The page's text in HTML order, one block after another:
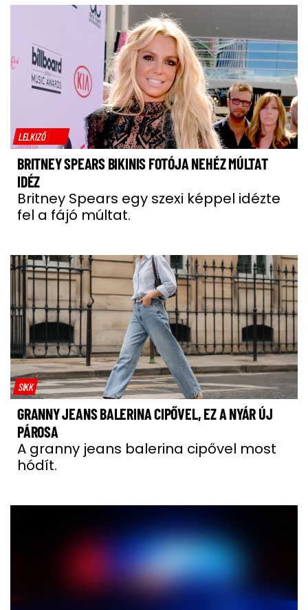
LELKIZŐ
BRITNEY SPEARS BIKINIS FOTÓJA NEHÉZ MÚLTAT
IDÉZ
Britney Spears egy szexi képpel idézte
fel a fájó múltat.
SIKK
GRANNY JEANS BALERINA CIPŐVEL, EZ A NYÁR ÚJ
PÁROSA
A granny jeans balerina cipővel most
hódít.